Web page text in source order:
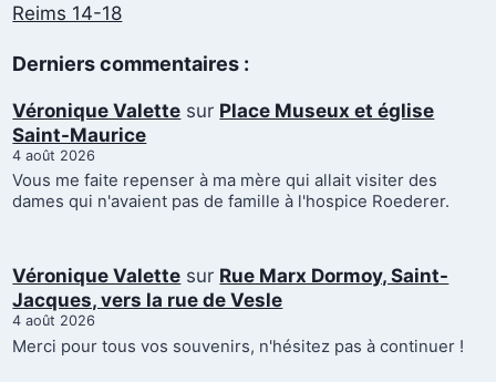
Reims 14-18
Derniers commentaires :
Véronique Valette sur Place Museux et église
Saint-Maurice
4 août 2026
Vous me faite repenser à ma mère qui allait visiter des
dames qui n'avaient pas de famille à l'hospice Roederer.
Véronique Valette sur Rue Marx Dormoy, Saint-
Jacques, vers la rue de Vesle
4 août 2026
Merci pour tous vos souvenirs, n'hésitez pas à continuer !